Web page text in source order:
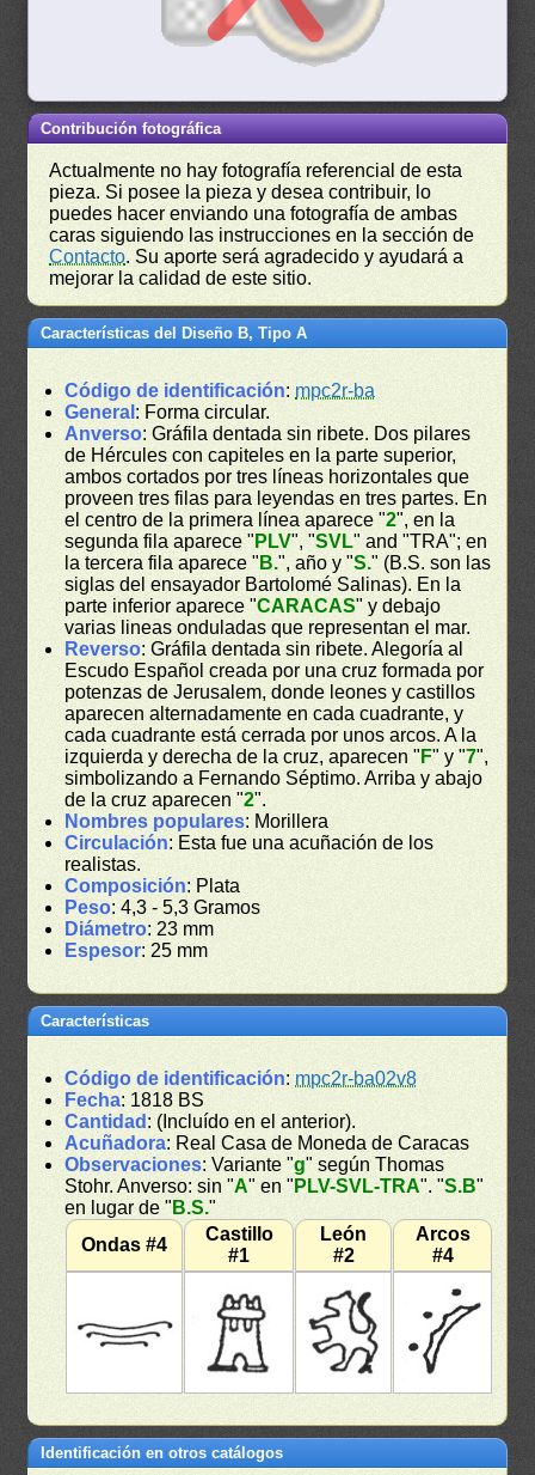
Contribución fotográfica
Actualmente no hay fotografía referencial de esta
pieza. Si posee la pieza y desea contribuir, lo
puedes hacer enviando una fotografía de ambas
caras siguiendo las instrucciones en la sección de
Contacto. Su aporte será agradecido y ayudará a
mejorar la calidad de este sitio.
Características del Diseño B, Tipo A
Código de identificación: mpc2r-ba
General : Forma circular.
Anverso: Gráfila dentada sin ribete. Dos pilares
de Hércules con capiteles en la parte superior,
ambos cortados por tres líneas horizontales que
proveen tres filas para leyendas en tres partes. En
el centro de la primera línea aparece "2", en la
segunda fila aparece " PLV", "SVL" and "TRA"; en
la tercera fila aparece " B.", año y "S." (B.S. son las
siglas del ensayador Bartolomé Salinas). En la
parte inferior aparece "CARACAS" y debajo
varias lineas onduladas que representan el mar.
Reverso: Gráfila dentada sin ribete. Alegoría al
Escudo Español creada por una cruz formada por
potenzas de Jerusalem, donde leones y castillos
aparecen alternadamente en cada cuadrante, y
cada cuadrante está cerrada por unos arcos. A la
izquierda y derecha de la cruz, aparecen " F" y "7",
simbolizando a Fernando Séptimo. Arriba y abajo
de la cruz aparecen "2".
Nombres populares: Morillera
Circulación: Esta fue una acuñación de los
realistas.
Composición: Plata
Peso: 4,3 - 5,3 Gramos
Diámetro: 23 mm
Espesor: 25 mm
Características
Código de identificación: mpc2r-ba02v8
Fecha: 1818 BS
Cantidad : (Incluído en el anterior).
Acuñadora: Real Casa de Moneda de Caracas
Observaciones: Variante "g" según Thomas
Stohr. Anverso: sin "A" en " PLV-SVL-TRA". "S.B"
en lugar de " B.S."
Ondas #4
Castillo
#1
León
#2
Arcos
#4
Identificación en otros catálogos